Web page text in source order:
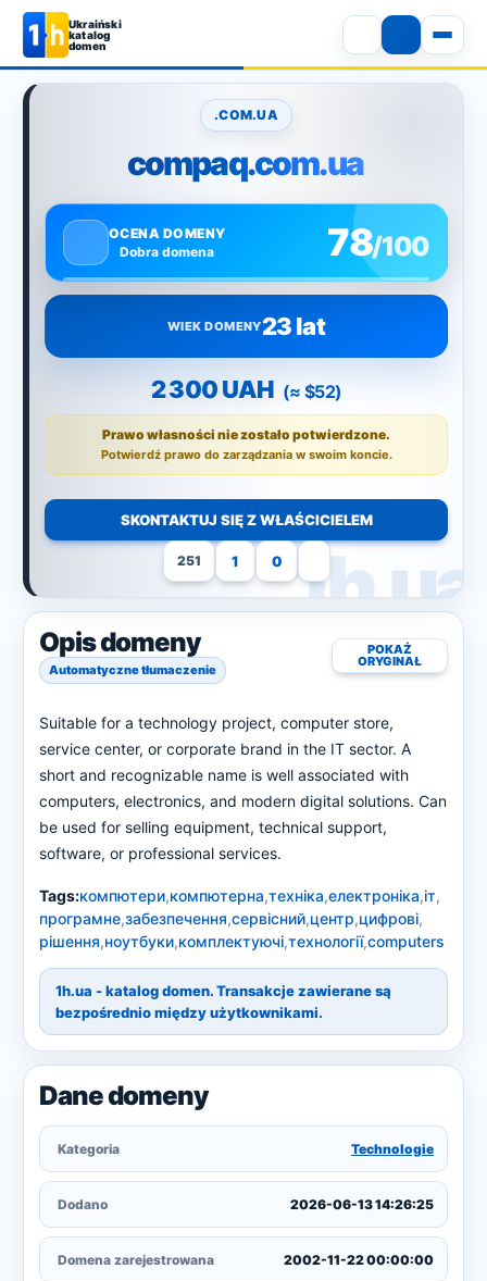
Ukraiński
katalog
domen
.COM.UA
compaq.com.ua
OCENA DOMENY
Dobra domena
78/100
WIEK DOMENY23 lat
2 300 UAH (≈ $52)
Prawo własności nie zostało potwierdzone.
Potwierdź prawo do zarządzania w swoim koncie.
SKONTAKTUJ SIĘ Z WŁAŚCICIELEM
251 1 0
Opis domeny
Automatyczne tłumaczenie
POKAŻ
ORYGINAŁ
Suitable for a technology project, computer store,
service center, or corporate brand in the IT sector. A
short and recognizable name is well associated with
computers, electronics, and modern digital solutions. Can
be used for selling equipment, technical support,
software, or professional services.
Tags:компютери,компютерна,техніка,електроніка,іт,
програмне,забезпечення,сервісний,центр,цифрові,
рішення,ноутбуки,комплектуючі,технології,computers
1h.ua - katalog domen. Transakcje zawierane są
bezpośrednio między użytkownikami.
Dane domeny
Kategoria Technologie
Dodano 2026-06-13 14:26:25
Domena zarejestrowana 2002-11-22 00:00:00